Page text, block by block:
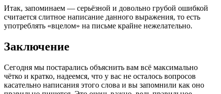
Итак, запоминаем — серьёзной и довольно грубой ошибкой
считается слитное написание данного выражения, то есть
употреблять «вцелом» на письме крайне нежелательно.
Заключение
Сегодня мы постарались объяснить вам всё максимально
чётко и кратко, надеемся, что у вас не осталось вопросов
касательно написания этого слова и вы запомнили как оно